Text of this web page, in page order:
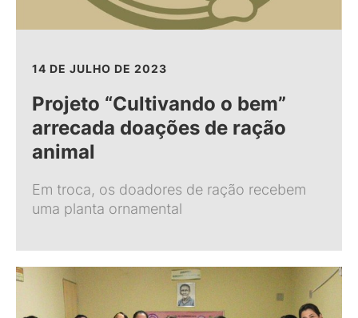
14 DE JULHO DE 2023
Projeto “Cultivando o bem”
arrecada doações de ração
animal
Em troca, os doadores de ração recebem
uma planta ornamental